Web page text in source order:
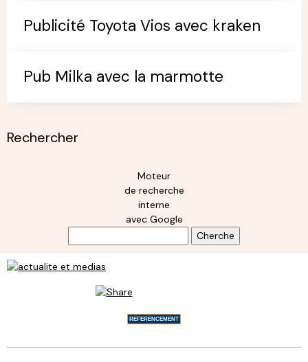
Publicité Toyota Vios avec kraken
Pub Milka avec la marmotte
Rechercher
Moteur
de recherche
interne
avec Google
REFERENCEMENT